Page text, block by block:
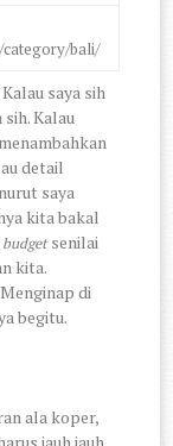
category/bali/
saya sih
Kalau
detail
saya
kita bakal
budgetsenilai
kita.
di
begitu.
ala koper,
jauh jauh